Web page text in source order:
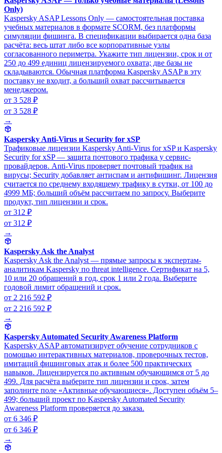
Only)
Kaspersky ASAP Lessons Only — самостоятельная поставка
учебных материалов в формате SCORM, без платформы
симуляции фишинга. В спецификации выбирается одна база
расчёта: весь штат либо все корпоративные узлы
согласованного периметра. Укажите тип лицензии, срок и от
250 до 499 единиц лицензируемого охвата; две базы не
складываются. Обычная платформа Kaspersky ASAP в эту
поставку не входит, а больший охват рассчитывается
менеджером.
от 3 528 ₽
от 3 528 ₽
→
Kaspersky Anti-Virus и Security for xSP
Трафиковые лицензии Kaspersky Anti-Virus for xSP и Kaspersky
Security for xSP — защита почтового трафика у сервис-
провайдеров. Anti-Virus проверяет почтовый трафик на
вирусы; Security добавляет антиспам и антифишинг. Лицензия
считается по среднему входящему трафику в сутки, от 100 до
4999 МБ; больший объём рассчитаем по запросу. Выберите
продукт, тип лицензии и срок.
от 312 ₽
от 312 ₽
→
Kaspersky Ask the Analyst
Kaspersky Ask the Analyst — прямые запросы к экспертам-
аналитикам Kaspersky по threat intelligence. Сертификат на 5,
10 или 20 обращений в год, срок 1 или 2 года. Выберите
годовой лимит обращений и срок.
от 2 216 592 ₽
от 2 216 592 ₽
→
Kaspersky Automated Security Awareness Platform
Kaspersky ASAP автоматизирует обучение сотрудников с
помощью интерактивных материалов, проверочных тестов,
имитаций фишинговых атак и более 500 практических
навыков. Лицензируется по активным обучающимся от 5 до
499. Для расчёта выберите тип лицензии и срок, затем
заполните поле «Активные обучающиеся». Доступен объём 5–
499; больший проект по Kaspersky Automated Security
Awareness Platform проверяется до заказа.
от 6 346 ₽
от 6 346 ₽
→